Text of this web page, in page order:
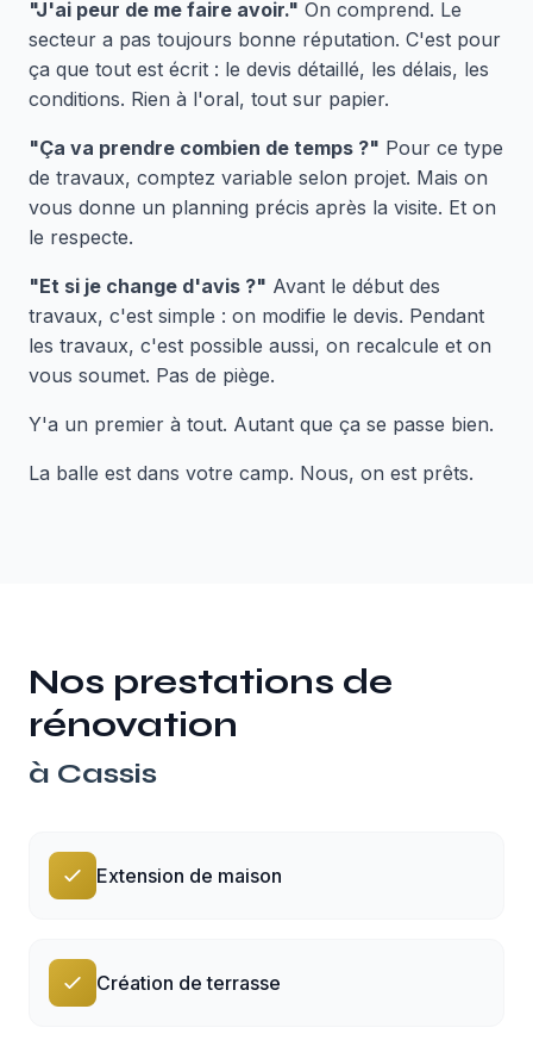
"J'ai peur de me faire avoir." On comprend. Le
secteur a pas toujours bonne réputation. C'est pour
ça que tout est écrit : le devis détaillé, les délais, les
conditions. Rien à l'oral, tout sur papier.
"Ça va prendre combien de temps ?" Pour ce type
de travaux, comptez variable selon projet. Mais on
vous donne un planning précis après la visite. Et on
le respecte.
"Et si je change d'avis ?" Avant le début des
travaux, c'est simple : on modifie le devis. Pendant
les travaux, c'est possible aussi, on recalcule et on
vous soumet. Pas de piège.
Y'a un premier à tout. Autant que ça se passe bien.
La balle est dans votre camp. Nous, on est prêts.
Nos prestations de
rénovation
à Cassis
Extension de maison
Création de terrasse